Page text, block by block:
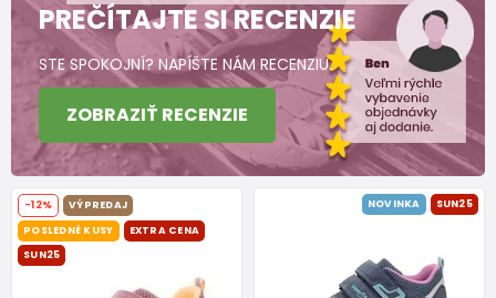
PREČÍTAJTE SI RECENZIE
STE SPOKOJNÍ? NAPÍŠTE NÁM RECENZIU.
ZOBRAZIŤ RECENZIE
-12%
VÝPREDAJ
POSLEDNÉ KUSY
EXTRA CENA
SUN25
NOVINKA SUN25